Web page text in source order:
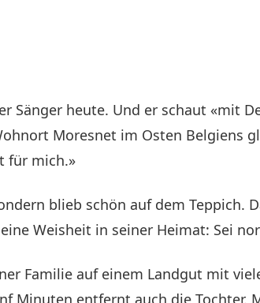
Sänger heute. Und er schaut «mit
Moresnet im Osten Belgiens
für mich.»
blieb schön auf dem
Weisheit in seiner Heimat: Sei
Familie auf einem Landgut mit
Minuten entfernt auch die Tochter.